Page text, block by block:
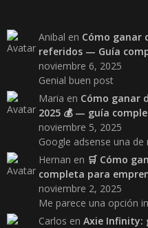
Anibal en Cómo ganar
referidos — Guía
noviembre 6, 2025
Genial buen post
Maria en Cómo ganar
2025 💰 — guía
noviembre 5, 2025
Google adsense una
Hernan en 🛒 Cómo
completa para
noviembre 2, 2025
Me parece una opción
Carlos en Axie Infinity: